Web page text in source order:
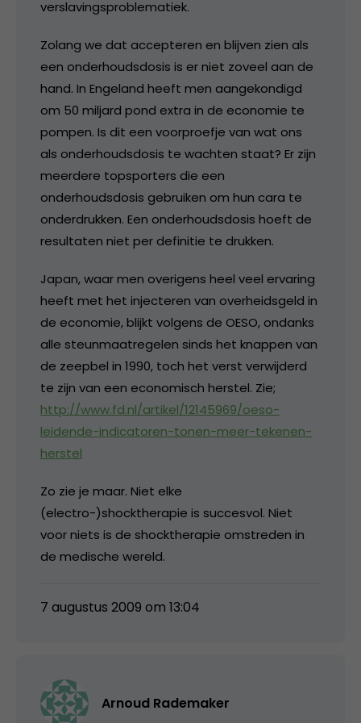
verslavingsproblematiek.
Zolang we dat accepteren en blijven zien als
een onderhoudsdosis is er niet zoveel aan de
hand. In Engeland heeft men aangekondigd
om 50 miljard pond extra in de economie te
pompen. Is dit een voorproefje van wat ons
als onderhoudsdosis te wachten staat? Er zijn
meerdere topsporters die een
onderhoudsdosis gebruiken om hun cara te
onderdrukken. Een onderhoudsdosis hoeft de
resultaten niet per definitie te drukken.
Japan, waar men overigens heel veel ervaring
heeft met het injecteren van overheidsgeld in
de economie, blijkt volgens de OESO, ondanks
alle steunmaatregelen sinds het knappen van
de zeepbel in 1990, toch het verst verwijderd
te zijn van een economisch herstel. Zie;
http://www.fd.nl/artikel/12145969/oeso-
leidende-indicatoren-tonen-meer-tekenen-
herstel
Zo zie je maar. Niet elke
(electro-)shocktherapie is succesvol. Niet
voor niets is de shocktherapie omstreden in
de medische wereld.
7 augustus 2009 om 13:04
Arnoud Rademaker